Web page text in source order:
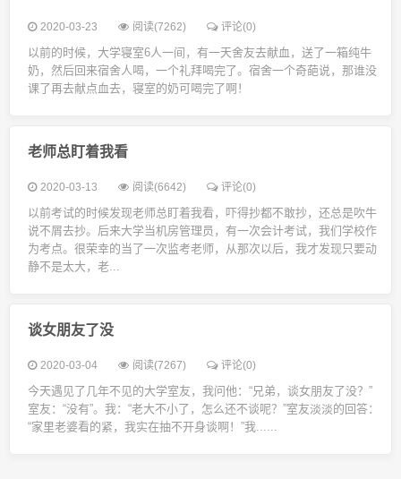
2020-03-23 阅读(7262) 评论(0)
以前的时候，大学寝室6人一间，有一天舍友去献血，送了一箱纯牛
奶，然后回来宿舍人喝，一个礼拜喝完了。宿舍一个奇葩说，那谁没
课了再去献点血去，寝室的奶可喝完了啊！
老师总盯着我看
2020-03-13 阅读(6642) 评论(0)
以前考试的时候发现老师总盯着我看，吓得抄都不敢抄，还总是吹牛
说不屑去抄。后来大学当机房管理员，有一次会计考试，我们学校作
为考点。很荣幸的当了一次监考老师，从那次以后，我才发现只要动
静不是太大，老...
谈女朋友了没
2020-03-04 阅读(7267) 评论(0)
今天遇见了几年不见的大学室友，我问他：“兄弟，谈女朋友了没？”
室友：“没有”。我：“老大不小了，怎么还不谈呢？”室友淡淡的回答：
“家里老婆看的紧，我实在抽不开身谈啊！”我......